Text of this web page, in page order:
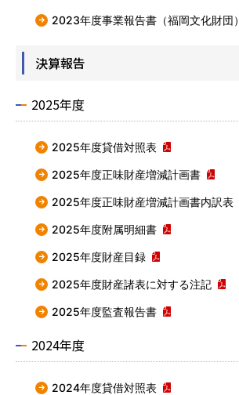
2023年度事業報告書（福岡文化財団）
決算報告
2025年度
2025年度貸借対照表
2025年度正味財産増減計画書
2025年度正味財産増減計画書内訳表
2025年度附属明細書
2025年度財産目録
2025年度財産諸表に対する注記
2025年度監査報告書
2024年度
2024年度貸借対照表